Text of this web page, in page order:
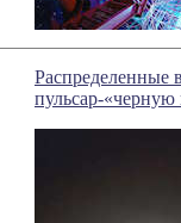
Распределенные
пульсар-«черную